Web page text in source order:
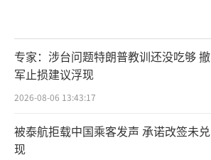
专家：涉台问题特朗普教训还没吃够 撤
军止损建议浮现
2026-08-06 13:43:17
被泰航拒载中国乘客发声 承诺改签未兑
现